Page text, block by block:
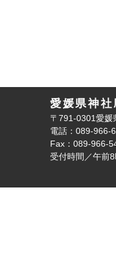
愛媛県神社
〒791-0301愛媛
電話：089-
Fax：089-966-
受付時間／午前